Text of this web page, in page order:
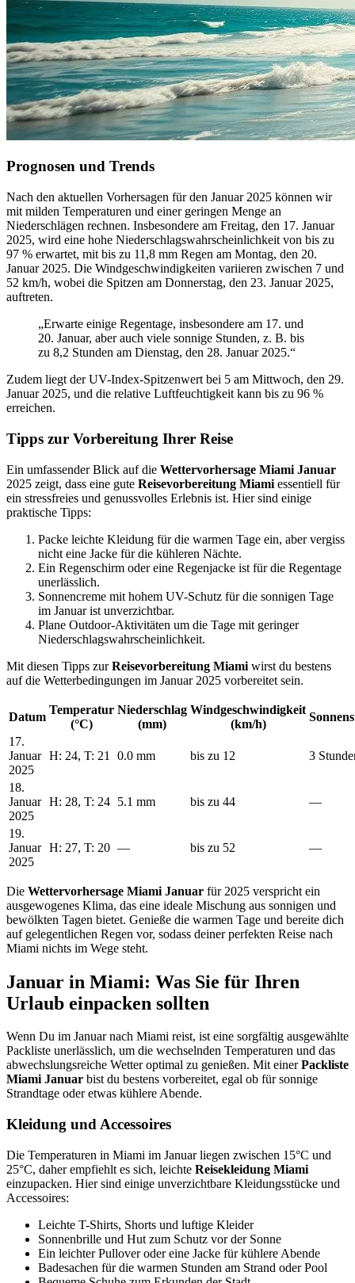
Prognosen und Trends
Nach den aktuellen Vorhersagen für den Januar 2025 können wir
mit milden Temperaturen und einer geringen Menge an
Niederschlägen rechnen. Insbesondere am Freitag, den 17. Januar
2025, wird eine hohe Niederschlagswahrscheinlichkeit von bis zu
97 % erwartet, mit bis zu 11,8 mm Regen am Montag, den 20.
Januar 2025. Die Windgeschwindigkeiten variieren zwischen 7 und
52 km/h, wobei die Spitzen am Donnerstag, den 23. Januar 2025,
auftreten.
„Erwarte einige Regentage, insbesondere am 17. und
20. Januar, aber auch viele sonnige Stunden, z. B. bis
zu 8,2 Stunden am Dienstag, den 28. Januar 2025.“
Zudem liegt der UV-Index-Spitzenwert bei 5 am Mittwoch, den 29.
Januar 2025, und die relative Luftfeuchtigkeit kann bis zu 96 %
erreichen.
Tipps zur Vorbereitung Ihrer Reise
Ein umfassender Blick auf die Wettervorhersage Miami Januar
2025 zeigt, dass eine gute Reisevorbereitung Miami essentiell für
ein stressfreies und genussvolles Erlebnis ist. Hier sind einige
praktische Tipps:
Packe leichte Kleidung für die warmen Tage ein, aber vergiss
nicht eine Jacke für die kühleren Nächte.
Ein Regenschirm oder eine Regenjacke ist für die Regentage
unerlässlich.
Sonnencreme mit hohem UV-Schutz für die sonnigen Tage
im Januar ist unverzichtbar.
Plane Outdoor-Aktivitäten um die Tage mit geringer
Niederschlagswahrscheinlichkeit.
Mit diesen Tipps zurReisevorbereitung Miami wirst du bestens
auf die Wetterbedingungen im Januar 2025 vorbereitet sein.
Datum
Temperatur
(°C)
Niederschlag
(mm)
Windgeschwindigkeit
(km/h)
17.
Januar
2025
H: 24, T: 21 0.0 mm bis zu 12 3
18.
Januar
2025
H: 28, T: 24 5.1 mm bis zu 44 —
19.
Januar
2025
H: 27, T: 20 — bis zu 52 —
Die Wettervorhersage Miami Januar für 2025 verspricht ein
ausgewogenes Klima, das eine ideale Mischung aus sonnigen und
bewölkten Tagen bietet. Genieße die warmen Tage und bereite dich
auf gelegentlichen Regen vor, sodass deiner perfekten Reise nach
Miami nichts im Wege steht.
Januar in Miami: Was Sie für Ihren
Urlaub einpacken sollten
Wenn Du im Januar nach Miami reist, ist eine sorgfältig ausgewählte
Packliste unerlässlich, um die wechselnden Temperaturen und das
abwechslungsreiche Wetter optimal zu genießen. Mit einerPackliste
Miami Januar bist du bestens vorbereitet, egal ob für sonnige
Strandtage oder etwas kühlere Abende.
Kleidung und Accessoires
Die Temperaturen in Miami im Januar liegen zwischen 15°C und
25°C, daher empfiehlt es sich, leichte Reisekleidung Miami
einzupacken. Hier sind einige unverzichtbare Kleidungsstücke und
Accessoires:
Leichte T-Shirts, Shorts und luftige Kleider
Sonnenbrille und Hut zum Schutz vor der Sonne
Ein leichter Pullover oder eine Jacke für kühlere Abende
Badesachen für die warmen Stunden am Strand oder Pool